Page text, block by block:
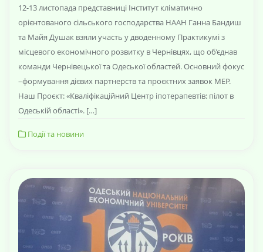
12-13 листопада представниці Інститут кліматично
орієнтованого сільського господарства НААН Ганна Бандиш
та Майя Душак взяли участь у дводенному Практикумі з
місцевого економічного розвитку в Чернівцях, що об’єднав
команди Чернівецької та Одеської областей. Основний фокус
–формування дієвих партнерств та проєктних заявок МЕР.
Наш Проєкт: «Кваліфікаційний Центр іпотерапевтів: пілот в
Одеській області». […]
Події та новини